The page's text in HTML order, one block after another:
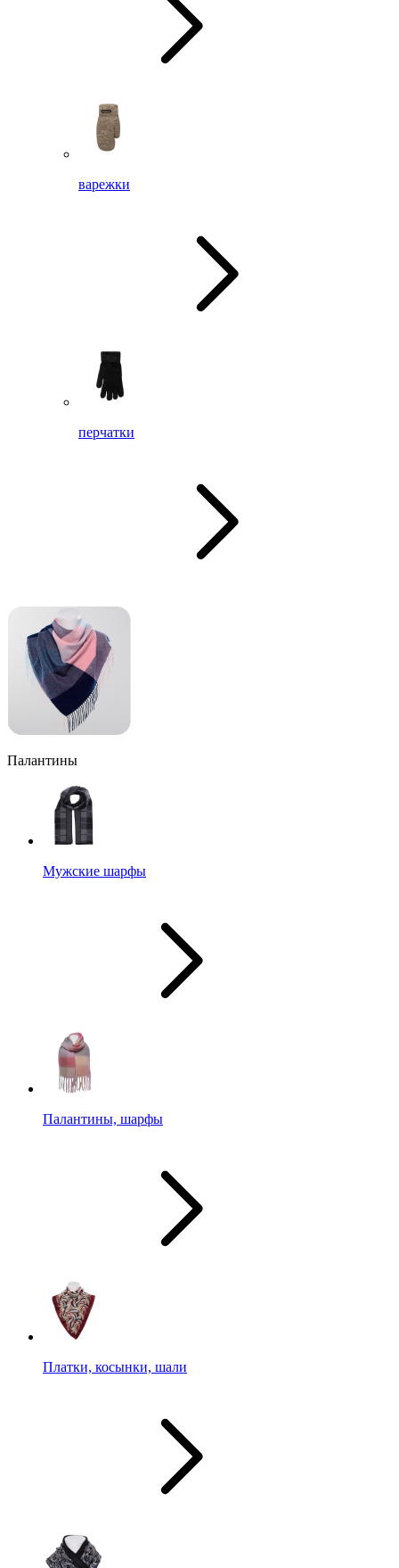
варежки
перчатки
Палантины
Мужские шарфы
Палантины, шарфы
Платки, косынки, шали